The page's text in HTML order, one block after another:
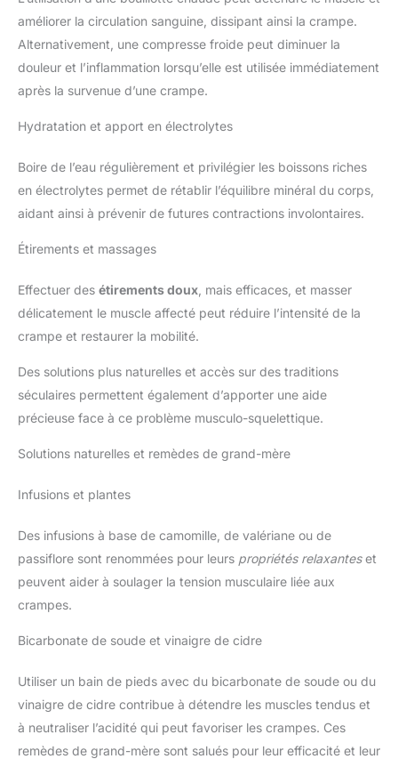
améliorer la circulation sanguine, dissipant ainsi la crampe.
Alternativement, une compresse froide peut diminuer la
douleur et l’inflammation lorsqu’elle est utilisée immédiatement
après la survenue d’une crampe.
Hydratation et apport en électrolytes
Boire de l’eau régulièrement et privilégier les boissons riches
en électrolytes permet de rétablir l’équilibre minéral du corps,
aidant ainsi à prévenir de futures contractions involontaires.
Étirements et massages
Effectuer des étirements doux , mais efficaces, et masser
délicatement le muscle affecté peut réduire l’intensité de la
crampe et restaurer la mobilité.
Des solutions plus naturelles et accès sur des traditions
séculaires permettent également d’apporter une aide
précieuse face à ce problème musculo-squelettique.
Solutions naturelles et remèdes de grand-mère
Infusions et plantes
Des infusions à base de camomille, de valériane ou de
passiflore sont renommées pour leurs propriétés relaxanteset
peuvent aider à soulager la tension musculaire liée aux
crampes.
Bicarbonate de soude et vinaigre de cidre
Utiliser un bain de pieds avec du bicarbonate de soude ou du
vinaigre de cidre contribue à détendre les muscles tendus et
à neutraliser l’acidité qui peut favoriser les crampes. Ces
remèdes de grand-mère sont salués pour leur efficacité et leur